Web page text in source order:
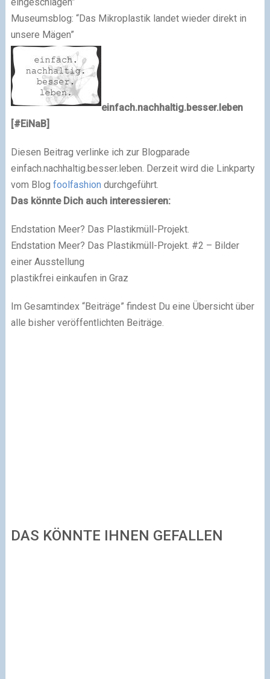
Museumsblog: “Das Mikroplastik landet wieder direkt in
unsere Mägen”
einfach.nachhaltig.besser.leben
[#EiNaB]
Diesen Beitrag verlinke ich zur Blogparade
einfach.nachhaltig.besser.leben. Derzeit wird die Linkparty
vom Blog foolfashion durchgeführt.
Das könnte Dich auch interessieren:
Endstation Meer? Das Plastikmüll-Projekt.
Endstation Meer? Das Plastikmüll-Projekt. #2 – Bilder
einer Ausstellung
plastikfrei einkaufen in Graz
Im Gesamtindex “Beiträge” findest Du eine Übersicht über
alle bisher veröffentlichten Beiträge.
DAS KÖNNTE IHNEN GEFALLEN